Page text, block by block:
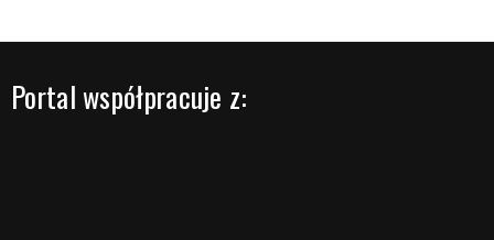
Portal współpracuje z: